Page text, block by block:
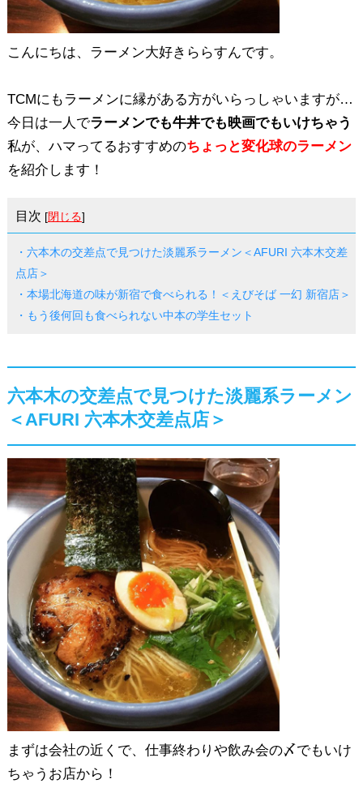
こんにちは、ラーメン大好きららすんです。
TCMにもラーメンに縁がある方がいらっしゃいますが…
今日は一人でラーメンでも牛丼でも映画でもいけちゃう
私が、ハマってるおすすめのちょっと変化球のラーメン
を紹介します！
目次 [閉じる]
・六本木の交差点で見つけた淡麗系ラーメン＜AFURI 六本木交差
点店＞
・本場北海道の味が新宿で食べられる！＜えびそば 一幻 新宿店＞
・もう後何回も食べられない中本の学生セット
六本木の交差点で見つけた淡麗系ラーメン
＜AFURI 六本木交差点店＞
まずは会社の近くで、仕事終わりや飲み会の〆でもいけ
ちゃうお店から！